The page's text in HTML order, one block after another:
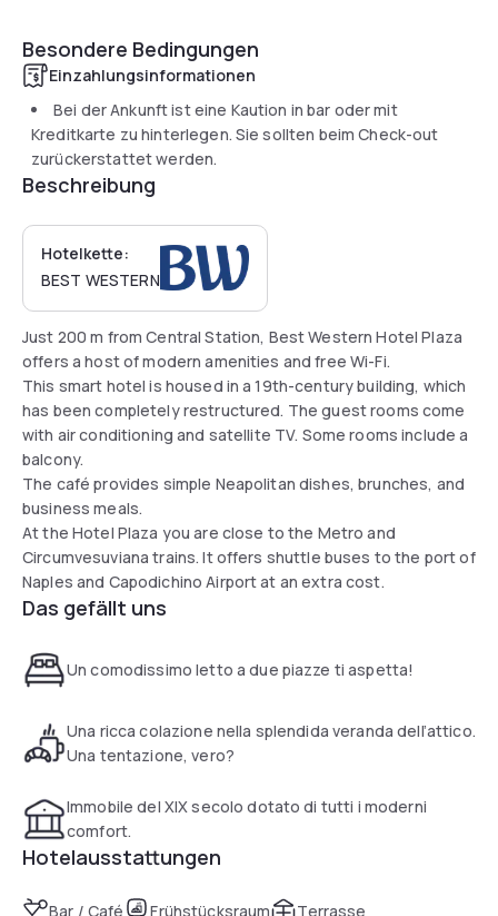
Besondere Bedingungen
Einzahlungsinformationen
Bei der Ankunft ist eine Kaution in bar oder mit
Kreditkarte zu hinterlegen. Sie sollten beim Check-out
zurückerstattet werden.
Beschreibung
Hotelkette:
BEST WESTERN
Just 200 m from Central Station, Best Western Hotel Plaza
offers a host of modern amenities and free Wi-Fi.
This smart hotel is housed in a 19th-century building, which
has been completely restructured. The guest rooms come
with air conditioning and satellite TV. Some rooms include a
balcony.
The café provides simple Neapolitan dishes, brunches, and
business meals.
At the Hotel Plaza you are close to the Metro and
Circumvesuviana trains. It offers shuttle buses to the port of
Naples and Capodichino Airport at an extra cost.
Das gefällt uns
Un comodissimo letto a due piazze ti aspetta!
Una ricca colazione nella splendida veranda dell’attico.
Una tentazione, vero?
Immobile del XIX secolo dotato di tutti i moderni
comfort.
Hotelausstattungen
Bar / Café Frühstücksraum Terrasse